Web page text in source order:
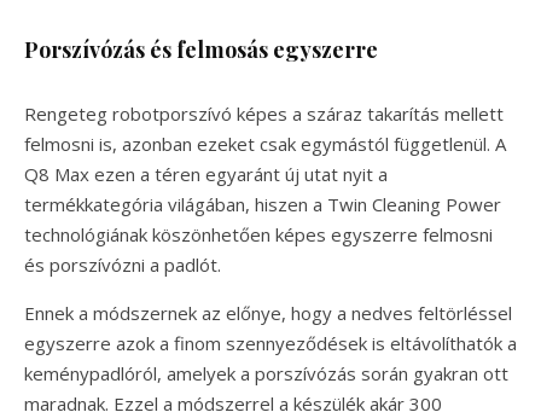
Porszívózás és felmosás egyszerre
Rengeteg robotporszívó képes a száraz takarítás mellett
felmosni is, azonban ezeket csak egymástól függetlenül. A
Q8 Max ezen a téren egyaránt új utat nyit a
termékkategória világában, hiszen a Twin Cleaning Power
technológiának köszönhetően képes egyszerre felmosni
és porszívózni a padlót.
Ennek a módszernek az előnye, hogy a nedves feltörléssel
egyszerre azok a finom szennyeződések is eltávolíthatók a
keménypadlóról, amelyek a porszívózás során gyakran ott
maradnak. Ezzel a módszerrel a készülék akár 300